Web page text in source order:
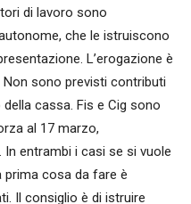
di lavoro sono
che le istruiscono
L’erogazione è
Non sono previsti contributi
della cassa. Fis e Cig sono
al 17 marzo,
In entrambi i casi se si vuole
cosa da fare è
Il consiglio è di istruire